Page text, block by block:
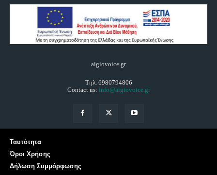
aigiovoice.gr
Τηλ. 6980794806
Contact us: info@aigiovoice.gr
Ταυτότητα
Όροι Χρήσης
Δήλωση Συμμόρφωσης